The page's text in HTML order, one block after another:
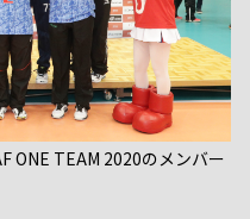
ONE TEAM 2020のメンバー